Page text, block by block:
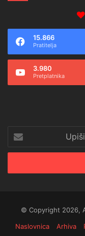
15.866
Pratitelja
3.980
Pretplatnika
svoju
mail
© Copyright 2026,
Naslovnica
Arhiva